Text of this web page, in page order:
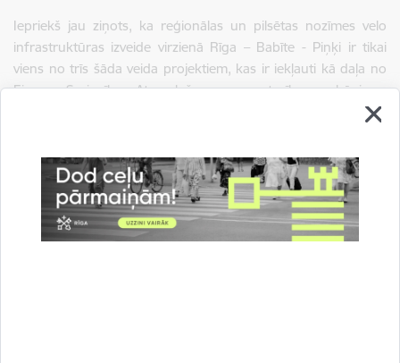
Iepriekš jau ziņots, ka reģionālas un pilsētas nozīmes velo
infrastruktūras izveide virzienā Rīga – Babīte - Piņķi ir tikai
viens no trīs šāda veida projektiem, kas ir iekļauti kā daļa no
Eiropas Savienības Atveseļošanas un noturības mehānisma
plāna (ANM plāns). Šobrīd pārējos divos maršrutos, virzienā
būvniecība.
Informāciju sagatavoja: Lelde Rudzika, Rīgas pašvaldības
Ārējās komunikācijas nodaļas projektu koordinatore, e-pasts: